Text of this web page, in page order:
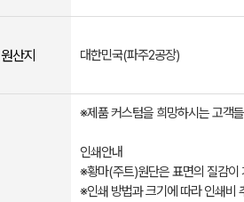
원산지 대한민국(파주2공장)
※제품 커스텀을 희망하시는 고객
인쇄안내
※황마(주트)원단은 표면의 질감이
※인쇄 방법과 크기에 따라 인쇄비